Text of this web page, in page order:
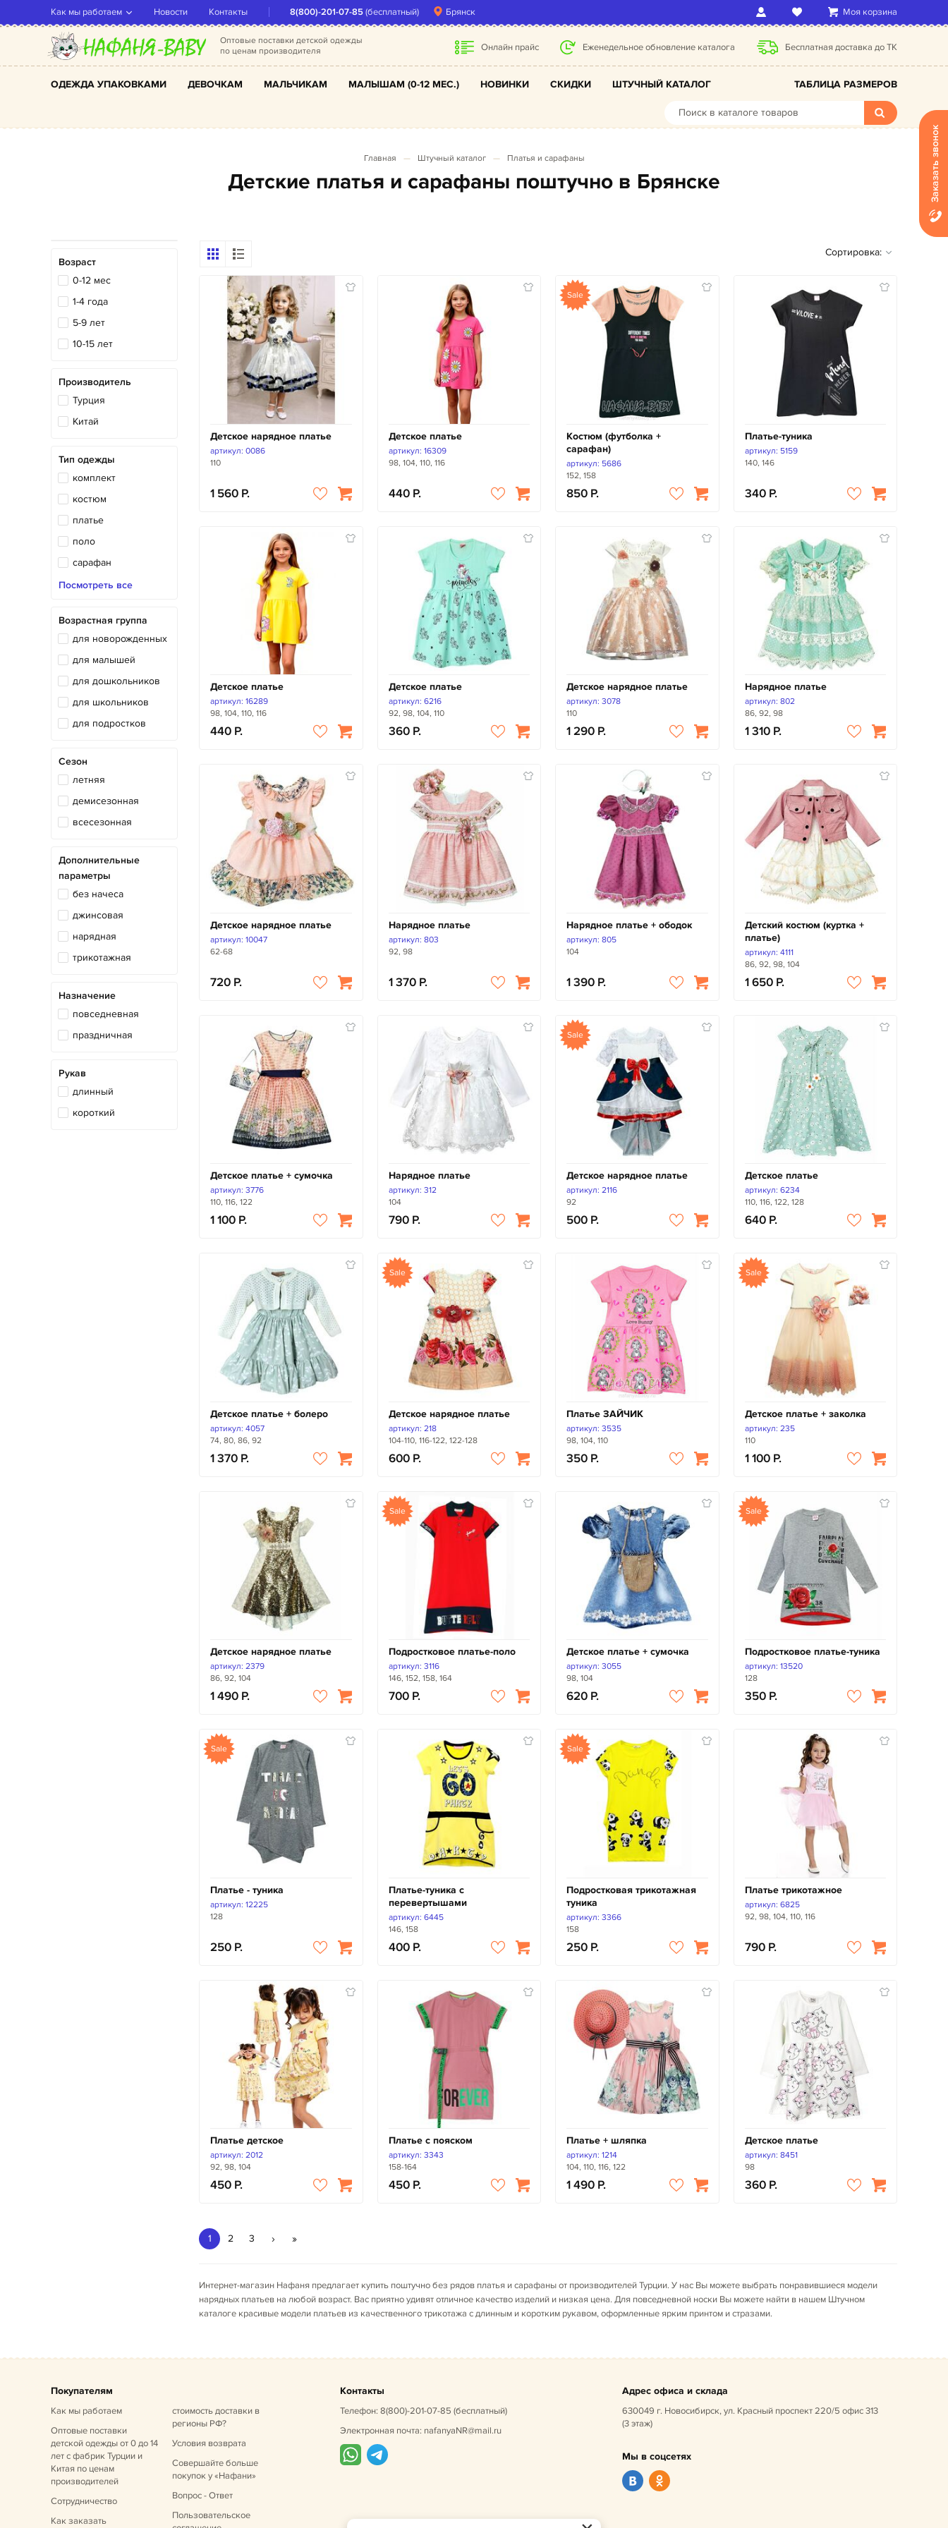
Моя корзина
Оптовые поставки детской одежды
по ценам производителя
Онлайн прайс Еженедельное обновление каталога Бесплатная доставка до ТК
ОДЕЖДА УПАКОВКАМИ ДЕВОЧКАМ МАЛЬЧИКАМ МАЛЫШАМ (0-12 МЕС.) НОВИНКИ СКИДКИ ШТУЧНЫЙ КАТАЛОГ ТАБЛИЦА РАЗМЕРОВ
Брянск
8(800)-201-07-85(бесплатный)
Как мы работаем Новости Контакты
Главная Штучный каталог Платья и сарафаны
Детские платья и сарафаны поштучно в Брянске
Возраст
0-12 мес
1-4 года
5-9 лет
10-15 лет
Производитель
Турция
Китай
Тип одежды
комплект
костюм
платье
поло
сарафан
туника
Посмотреть все
Возрастная группа
для новорожденных
для малышей
для дошкольников
для школьников
для подростков
Сезон
летняя
демисезонная
всесезонная
Дополнительные
параметры
без начеса
джинсовая
нарядная
трикотажная
Назначение
повседневная
праздничная
Рукав
длинный
короткий
Сортировка:
Детское нарядное платье
артикул: 0086
110
1 560
Детское платье
артикул: 16309
98, 104, 110, 116
440
Sale
Костюм (футболка +
сарафан)
артикул: 5686
152, 158
850
Платье-туника
артикул: 5159
140, 146
340
Детское платье
артикул: 16289
98, 104, 110, 116
440
Детское платье
артикул: 6216
92, 98, 104, 110
360
Детское нарядное платье
артикул: 3078
110
1 290
Нарядное платье
артикул: 802
86, 92, 98
1 310
Детское нарядное платье
артикул: 10047
62-68
720
Нарядное платье
артикул: 803
92, 98
1 370
Нарядное платье + ободок
артикул: 805
104
1 390
Детский костюм (куртка +
платье)
артикул: 4111
86, 92, 98, 104
1 650
Детское платье + сумочка
артикул: 3776
110, 116, 122
1 100
Нарядное платье
артикул: 312
104
790
Sale
Детское нарядное платье
артикул: 2116
92
500
Детское платье
артикул: 6234
110, 116, 122, 128
640
Детское платье + болеро
артикул: 4057
74, 80, 86, 92
1 370
Sale
Детское нарядное платье
артикул: 218
104-110, 116-122, 122-128
600
Платье ЗАЙЧИК
артикул: 3535
98, 104, 110
350
Sale
Детское платье + заколка
артикул: 235
110
1 100
Детское нарядное платье
артикул: 2379
86, 92, 104
1 490
Sale
Подростковое платье-поло
артикул: 3116
146, 152, 158, 164
700
Детское платье + сумочка
артикул: 3055
98, 104
620
Sale
Подростковое платье-туника
артикул: 13520
128
350
Sale
Платье - туника
артикул: 12225
128
250
Платье-туника с
перевертышами
артикул: 6445
146, 158
400
Sale
Подростковая трикотажная
туника
артикул: 3366
158
250
Платье трикотажное
артикул: 6825
92, 98, 104, 110, 116
790
Платье детское
артикул: 2012
92, 98, 104
450
Платье с пояском
артикул: 3343
158-164
450
Платье + шляпка
артикул: 1214
104, 110, 116, 122
1 490
Детское платье
артикул: 8451
98
360
1 2 3 › »
Интернет-магазин Нафаня предлагает купить поштучно без рядов платья и сарафаны от производителей Турции. У нас Вы можете выбрать понравившиеся модели
нарядных платьев на любой возраст. Вас приятно удивят отличное качество изделий и низкая цена. Для повседневной носки Вы можете найти в нашем Штучном
каталоге красивые модели платьев из качественного трикотажа с длинным и коротким рукавом, оформленные ярким принтом и стразами.
Покупателям
Как мы работаем
Оптовые поставки
детской одежды от 0 до 14
летс фабрик Турции и
Китая по ценам
производителей
Сотрудничество
Как заказать
стоимость доставки в
регионы РФ?
Условия возврата
Совершайте больше
покупок у «Нафани»
Вопрос - Ответ
Пользовательское
Контакты
Телефон: 8(800)-201-07-85 (бесплатный)
Электронная почта: nafanyaNR@mail.ru
Адрес офиса и склада
630049 г. Новосибирск, ул. Красный проспект 220/5 офис 313
(3 этаж)
Мы в соцсетях
Заказать звонок